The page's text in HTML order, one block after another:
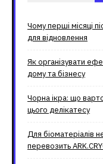
Чому перші місяці
для відновлення
Як організувати
дому та бізнесу
Чорна ікра: що
цього делікатесу
Для біоматеріалів
перевозить